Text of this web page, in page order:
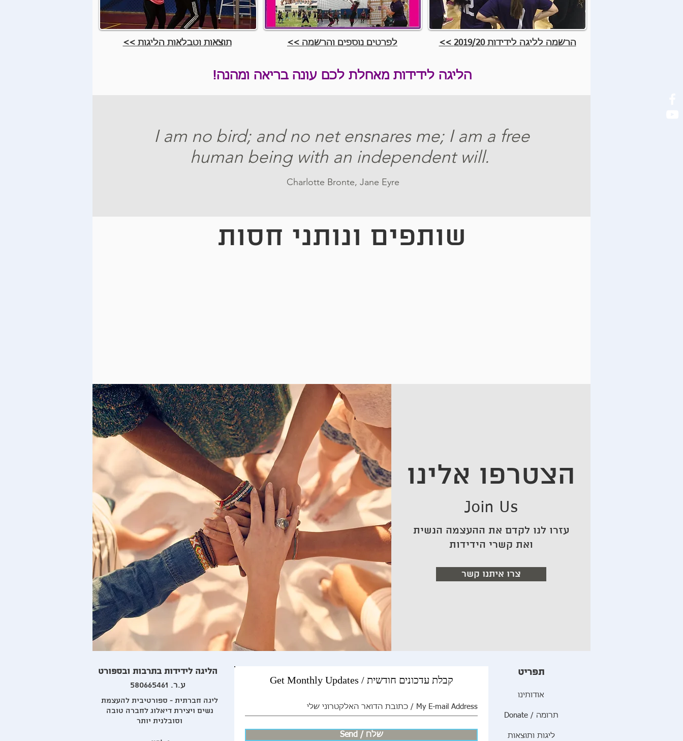
תוצאות וטבלאות הליגות >> לפרטים נוספים והרשמה >> הרשמה לליגה לידידות 2019/20 >>
הליגה לידידות מאחלת לכם עונה בריאה ומהנה!
שותפים ונותני חסות
I am no bird; and no net ensnares me; I am a free
human being with an independent will.
Charlotte Bronte, Jane Eyre
הצטרפו אלינו
Join Us
עזרו לנו לקדם את ההעצמה הנשית
ואת קשרי הידידות
צרו איתנו קשר
הליגה לידידות בתרבות ובספורט
ע.ר. 580665461
ליגה חברתית - ספורטיבית להעצמת
נשים ויצירת דיאלוג לחברה טובה
וסובלנית יותר
Get Monthly Updates / קבלת עדכונים חודשית
Send / שלח
תפריט
אודותינו
Donate / תרומה
ליגות ותוצאות